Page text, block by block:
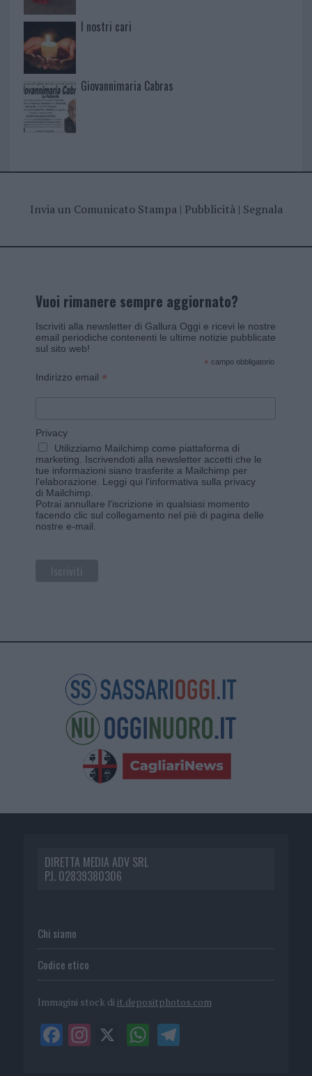
I nostri cari
Giovannimaria Cabras
Invia un Comunicato Stampa| Pubblicità| Segnala
Vuoi rimanere sempre aggiornato?
Iscriviti alla newsletter di Gallura Oggi e ricevi le nostre
email periodiche contenenti le ultime notizie pubblicate
sul sito web!
* campo obbligatorio
Indirizzo email *
Privacy
Utilizziamo Mailchimp come piattaforma di
marketing. Iscrivendoti alla newsletter accetti che le
tue informazioni siano trasferite a Mailchimp per
l'elaborazione. Leggi qui l'informativa sulla privacy
di Mailchimp
Potrai annullare l'iscrizione in qualsiasi momento
facendo clic sul collegamento nel piè di pagina delle
nostre e-mail.
DIRETTA MEDIA ADV SRL
P.I. 02839380306
Chi siamo
Codice etico
Immagini stock di it.depositphotos.com